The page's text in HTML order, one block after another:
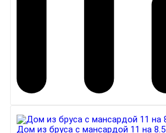
Дом из бруса с мансардой 11 на 8.5